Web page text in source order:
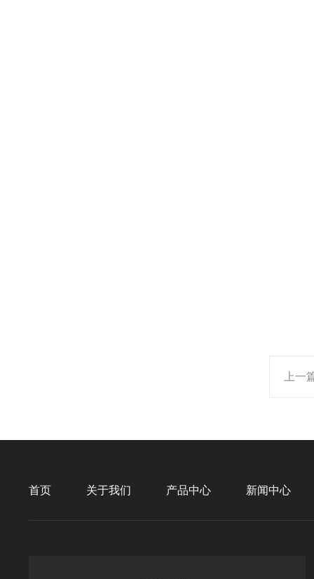
上一
首页 关于我们 产品中心 新闻中心